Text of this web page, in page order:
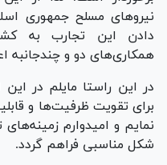
نیرو‌های مسلح جمهوری
دادن این تجارب به
همکاری‌های دو و چندجانبه
در این راستا مایلم در این
برای تقویت ظرفیت‌ها و
نمایم و امیدوارم
شکل مناسبی فراهم گردد.